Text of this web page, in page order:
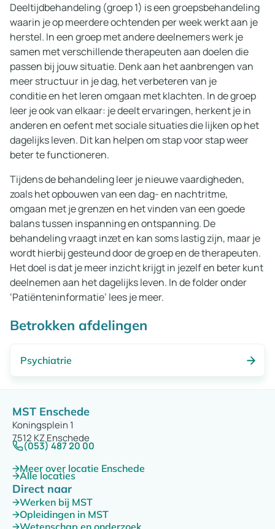
Deeltijdbehandeling (groep 1) is een groepsbehandeling
waarin je op meerdere ochtenden per week werkt aan je
herstel. In een groep met andere deelnemers werk je
samen met verschillende therapeuten aan doelen die
passen bij jouw situatie. Denk aan het aanbrengen van
meer structuur in je dag, het verbeteren van je
conditieen het leren omgaan met klachten. In de groep
leer je ook van elkaar: je deelt ervaringen, herkent je in
anderen en oefent met sociale situaties die lijken op het
dagelijks leven. Dit kan helpen om stap voor stap weer
beter te functioneren.
Tijdens de behandeling leer je nieuwe vaardigheden,
zoals het opbouwen van een dag- en nachtritme,
omgaan met je grenzen en het vinden van een goede
balans tussen inspanning en ontspanning. De
behandeling vraagt inzet en kan soms lastig zijn, maar je
wordt hierbij gesteund door de groep en de therapeuten.
Het doel is dat je meer inzicht krijgt in jezelf en beter kunt
deelnemen aan het dagelijks leven. In de folder onder
‘Patiënteninformatie’ lees je meer.
Betrokken afdelingen
Psychiatrie
MST Enschede
Koningsplein 1
7512 KZ Enschede
(053) 487 20 00
Meer over locatie Enschede
Alle locaties
Direct naar
Werken bij MST
Opleidingen in MST
Wetenschap en onderzoek